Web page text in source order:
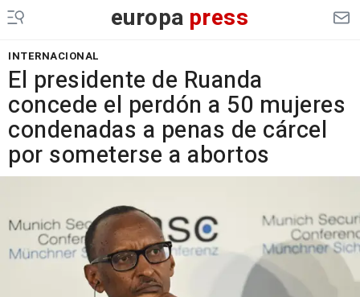
europa press
INTERNACIONAL
El presidente de Ruanda
concede el perdón a 50 mujeres
condenadas a penas de cárcel
por someterse a abortos